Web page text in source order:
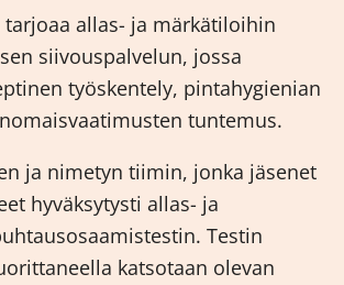
tarjoaa allas- ja märkätiloihin
siivouspalvelun, jossa
työskentely, pintahygienian
tuntemus.
ja nimetyn tiimin, jonka jäsenet
hyväksytysti allas- ja
Testin
katsotaan olevan